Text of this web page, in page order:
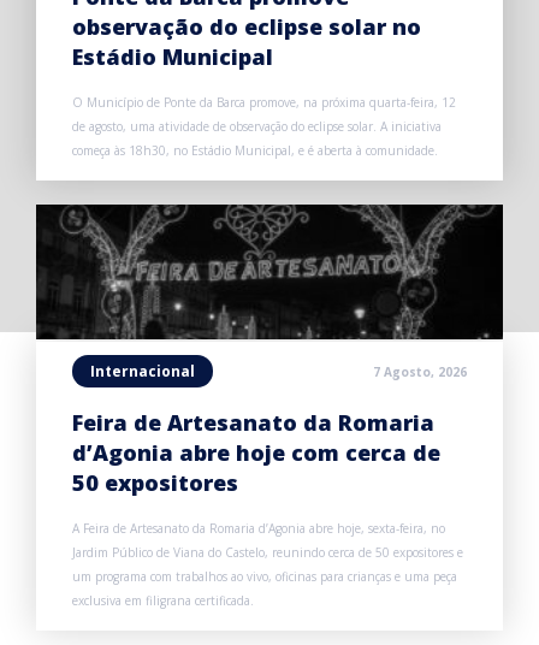
observação do eclipse solar no
Estádio Municipal
O Município de Ponte da Barca promove, na próxima quarta-feira, 12
de agosto, uma atividade de observação do eclipse solar. A iniciativa
começa às 18h30, no Estádio Municipal, e é aberta à comunidade.
Internacional 7 Agosto, 2026
Feira de Artesanato da Romaria
d’Agonia abre hoje com cerca de
50 expositores
A Feira de Artesanato da Romaria d’Agonia abre hoje, sexta-feira, no
Jardim Público de Viana do Castelo, reunindo cerca de 50 expositores e
um programa com trabalhos ao vivo, oficinas para crianças e uma peça
exclusiva em filigrana certificada.